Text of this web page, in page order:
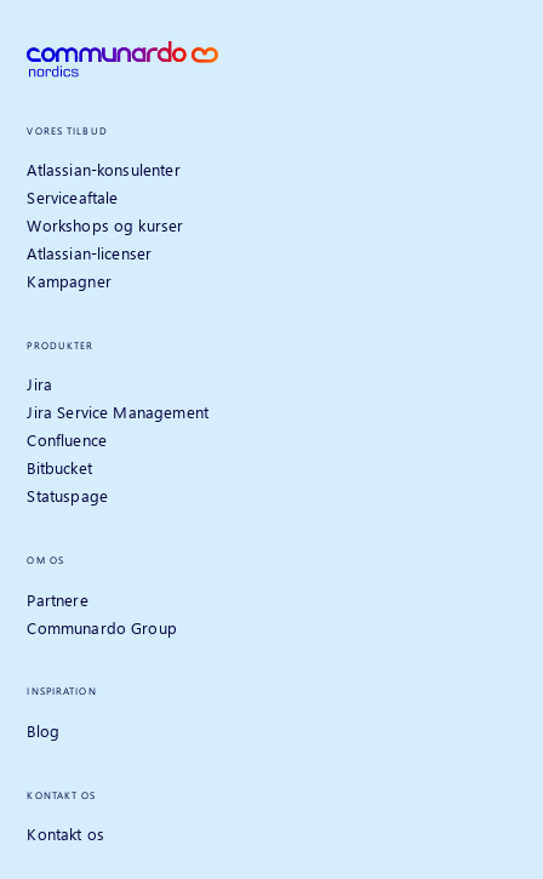
VORES TILBUD
Atlassian-konsulenter
Serviceaftale
Workshops og kurser
Atlassian-licenser
Kampagner
PRODUKTER
Jira
Jira Service Management
Confluence
Bitbucket
Statuspage
OM OS
Partnere
Communardo Group
INSPIRATION
Blog
KONTAKT OS
Kontakt os